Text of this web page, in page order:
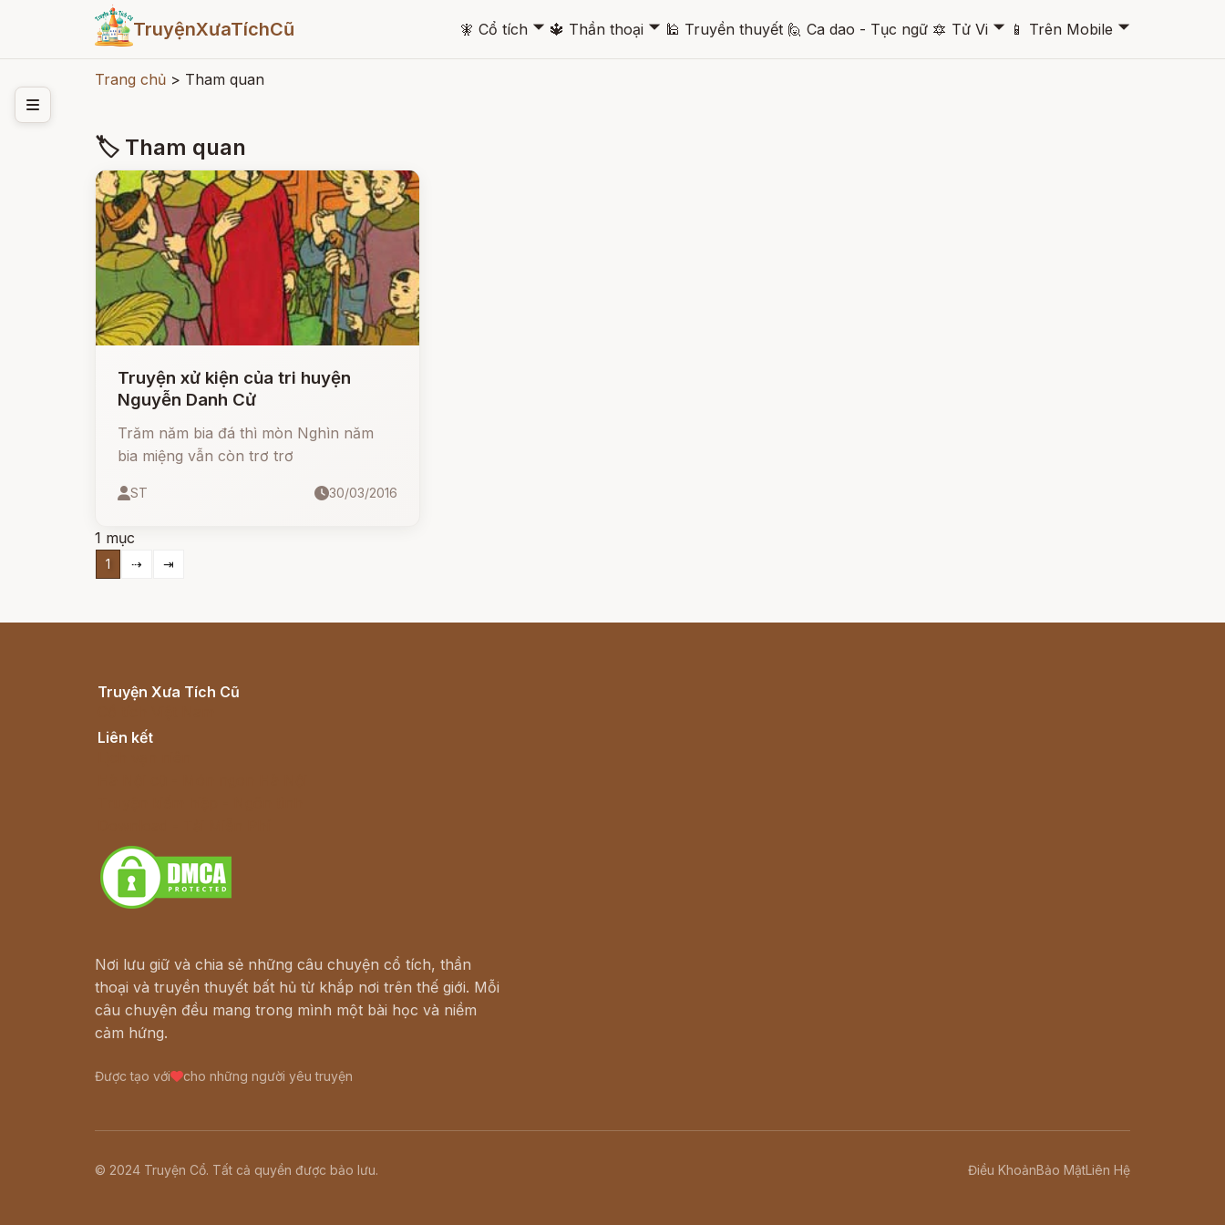
TruyệnXưaTíchCũ 🧚 Cổ tích 🞃 🔱 Thần thoại 🞃 🕌 Truyền thuyết 🙋 Ca dao - Tục ngữ 🔯 Tử Vi 🞃 📱 Trên Mobile 🞃
Trang chủ > Tham quan
🏷 Tham quan
Truyện xử kiện của tri huyện
Nguyễn Danh Cử
Trăm năm bia đá thì mòn Nghìn năm
bia miệng vẫn còn trơ trơ
ST 30/03/2016
1 mục
1 ⇢ ⇥
Truyện Xưa Tích Cũ
Liên kết
Nơi lưu giữ và chia sẻ những câu chuyện cổ tích, thần
thoại và truyền thuyết bất hủ từ khắp nơi trên thế giới. Mỗi
câu chuyện đều mang trong mình một bài học và niềm
cảm hứng.
Được tạo với cho những người yêu truyện
© 2024 Truyện Cổ. Tất cả quyền được bảo lưu. Điều KhoảnBảo MậtLiên Hệ